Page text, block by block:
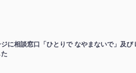
に相談窓口「ひとりで なやまないで」及び